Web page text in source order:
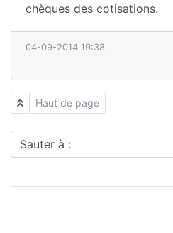
chèques des cotisations.
04-09-2014 19:38
Haut de page
Sauter à :